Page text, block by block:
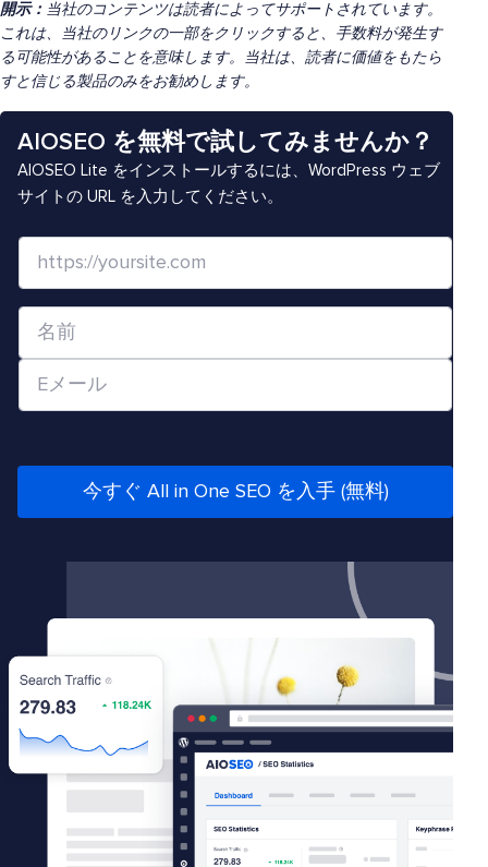
開示： 当社のコンテンツは読者によってサポートされています。
これは、当社のリンクの一部をクリックすると、手数料が発生す
る可能性があることを意味します。当社は、読者に価値をもたら
すと信じる製品のみをお勧めします。
AIOSEO を無料で試してみませんか？
AIOSEO Lite をインストールするには、WordPress ウェブ
サイトの URL を入力してください。
ブ
イ
L
*
今すぐ All in One SEO を入手 (無料)